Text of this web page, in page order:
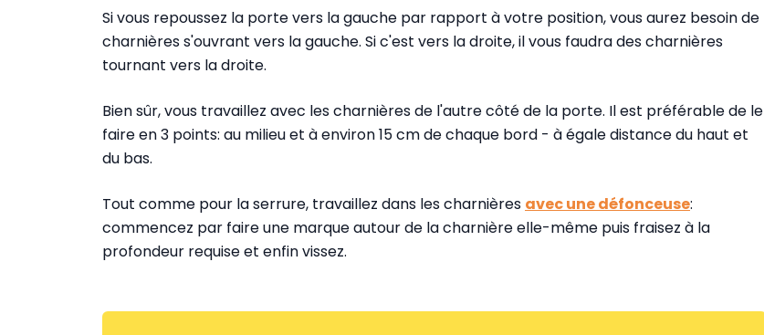
Si vous repoussez la porte vers la gauche par rapport à votre position, vous aurez besoin de
charnières s'ouvrant vers la gauche. Si c'est vers la droite, il vous faudra des charnières
tournant vers la droite.
Bien sûr, vous travaillez avec les charnières de l'autre côté de la porte. Il est préférable de le
faire en 3 points: au milieu et à environ 15 cm de chaque bord - à égale distance du haut et
du bas.
Tout comme pour la serrure, travaillez dans les charnières avec une défonceuse:
commencez par faire une marque autour de la charnière elle-même puis fraisez à la
profondeur requise et enfin vissez.